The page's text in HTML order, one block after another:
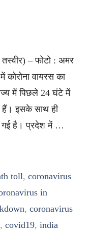
– फोटो : अमर
वायरस का
में पिछले 24 घंटे में
हैं। इसके साथ ही
गई है। प्रदेश में …
toll, coronavirus
in
, coronavirus
, covid19, india